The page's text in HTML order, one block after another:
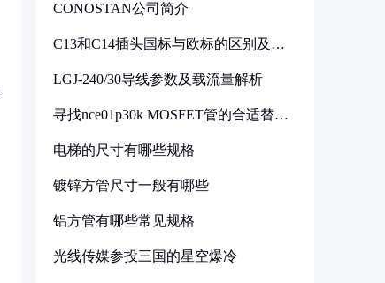
CONOSTAN公司简介
C13和C14插头国标与欧标的区别及其
LGJ-240/30导线参数及载流量解析
寻找nce01p30k MOSFET管的合适替代
电梯的尺寸有哪些规格
镀锌方管尺寸一般有哪些
铝方管有哪些常见规格
光线传媒参投三国的星空爆冷